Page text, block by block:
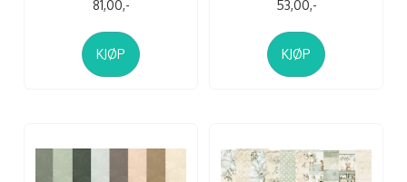
81,00,-
KJØP
53,00,-
KJØP